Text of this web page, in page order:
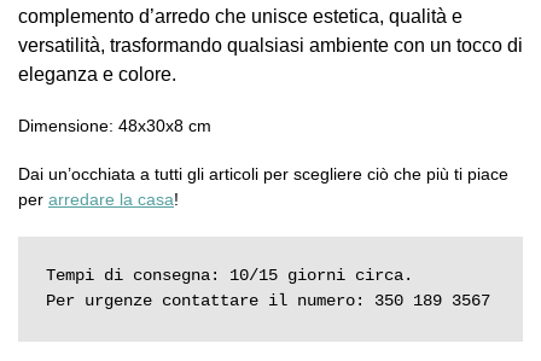
complemento d’arredo che unisce estetica, qualità e
versatilità, trasformando qualsiasi ambiente con un tocco di
eleganza e colore.
Dimensione: 48x30x8 cm
Dai un’occhiata a tutti gli articoli per scegliere ciò che più ti piace
per arredare la casa!
Tempi di consegna: 10/15 giorni circa.
Per urgenze contattare il numero: 350 189 3567